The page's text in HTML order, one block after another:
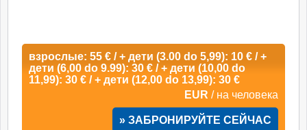
взрослые: 55 € / + дети (3.00 do 5,99): 10 € / +
дети (6,00 do 9.99): 30 € / + дети (10,00 do
11,99): 30 € / + дети (12,00 do 13,99): 30 €
EUR / на человека
» ЗАБРОНИРУЙТЕ СЕЙЧАС